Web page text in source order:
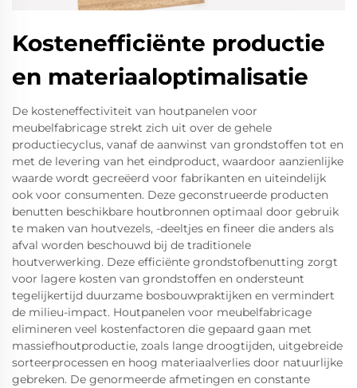
Kostenefficiënte productie
en materiaaloptimalisatie
De kosteneffectiviteit van houtpanelen voor
meubelfabricage strekt zich uit over de gehele
productiecyclus, vanaf de aanwinst van grondstoffen tot en
met de levering van het eindproduct, waardoor aanzienlijke
waarde wordt gecreëerd voor fabrikanten en uiteindelijk
ook voor consumenten. Deze geconstrueerde producten
benutten beschikbare houtbronnen optimaal door gebruik
te maken van houtvezels, -deeltjes en fineer die anders als
afval worden beschouwd bij de traditionele
houtverwerking. Deze efficiënte grondstofbenutting zorgt
voor lagere kosten van grondstoffen en ondersteunt
tegelijkertijd duurzame bosbouwpraktijken en vermindert
de milieu-impact. Houtpanelen voor meubelfabricage
elimineren veel kostenfactoren die gepaard gaan met
massiefhoutproductie, zoals lange droogtijden, uitgebreide
sorteerprocessen en hoog materiaalverlies door natuurlijke
gebreken. De genormeerde afmetingen en constante